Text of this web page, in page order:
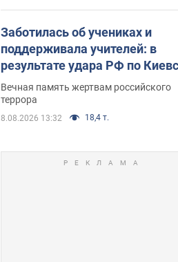
Заботилась об учениках и
поддерживала учителей: в
результате удара РФ по
области погибли директор
киевского лицея, её муж и внук
Вечная память жертвам российского
террора
8.08.2026 13:32 18,4 т.